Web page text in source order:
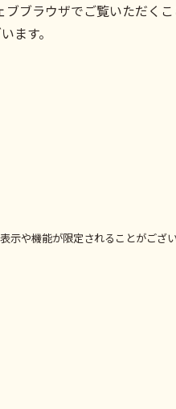
ブラウザでご覧いただく
ます。
や機能が限定されることがござ